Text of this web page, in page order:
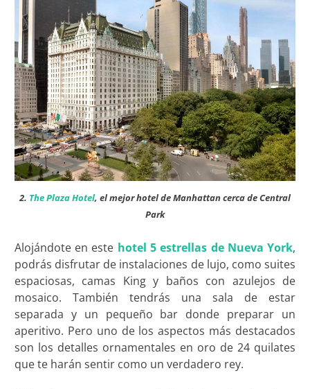
2. The Plaza Hotel, el mejor hotel de Manhattan cerca de Central
Park
Alojándote en este hotel 5 estrellas de Nueva York,
podrás disfrutar de instalaciones de lujo, como suites
espaciosas, camas King y baños con azulejos de
mosaico. También tendrás una sala de estar
separada y un pequeño bar donde preparar un
aperitivo. Pero uno de los aspectos más destacados
son los detalles ornamentales en oro de 24 quilates
que te harán sentir como un verdadero rey.